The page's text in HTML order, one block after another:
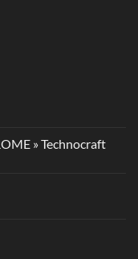
» Technocraft